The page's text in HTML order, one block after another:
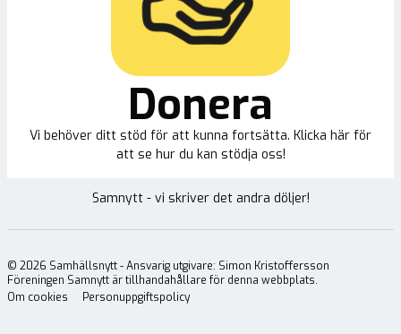
Donera
Vi behöver ditt stöd för att kunna fortsätta. Klicka här för
att se hur du kan stödja oss!
Samnytt - vi skriver det andra döljer!
© 2026 Samhällsnytt - Ansvarig utgivare: Simon Kristoffersson
Föreningen Samnytt är tillhandahållare för denna webbplats.
Om cookies
Personuppgiftspolicy